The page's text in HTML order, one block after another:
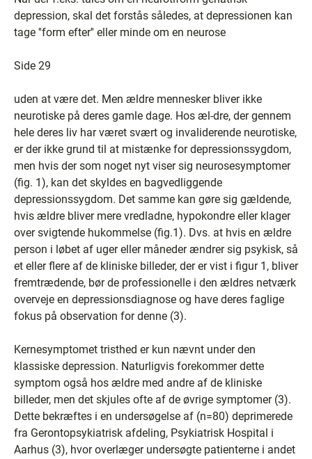
depression, skal det forstås således, at depressionen kan
tage ''form efter'' eller minde om en neurose
Side 29
uden at være det. Men ældre mennesker bliver ikke
neurotiske på deres gamle dage. Hos æl-dre, der gennem
hele deres liv har været svært og invaliderende neurotiske,
er der ikke grund til at mistænke for depressionssygdom,
men hvis der som noget nyt viser sig neurosesymptomer
(fig. 1), kan det skyldes en bagvedliggende
depressionssygdom. Det samme kan gøre sig gældende,
hvis ældre bliver mere vredladne, hypokondre eller klager
over svigtende hukommelse (fig.1). Dvs. at hvis en ældre
person i løbet af uger eller måneder ændrer sig psykisk, så
et eller flere af de kliniske billeder, der er vist i figur 1, bliver
fremtrædende, bør de professionelle i den ældres netværk
overveje en depressionsdiagnose og have deres faglige
fokus på observation for denne (3).
Kernesymptomet tristhed er kun nævnt under den
klassiske depression. Naturligvis forekommer dette
symptom også hos ældre med andre af de kliniske
billeder, men det skjules ofte af de øvrige symptomer (3).
Dette bekræftes i en undersøgelse af (n=80) deprimerede
fra Gerontopsykiatrisk afdeling, Psykiatrisk Hospital i
Aarhus (3), hvor overlæger undersøgte patienterne i andet